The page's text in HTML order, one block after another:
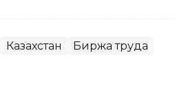
Казахстан
Биржа труда